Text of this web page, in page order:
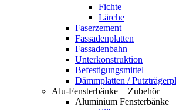
Fichte
Lärche
Faserzement
Fassadenplatten
Fassadenbahn
Unterkonstruktion
Befestigungsmittel
Dämmplatten /
Alu-Fensterbänke + Zubehör
Aluminium Fensterbänke